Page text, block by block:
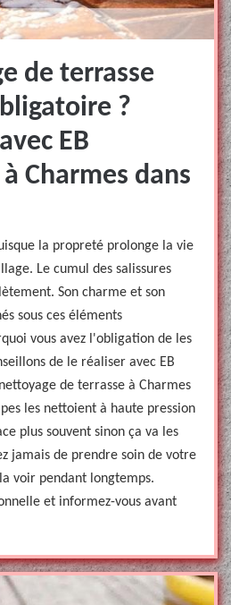
de terrasse
?
EB
Charmes dans
la propreté prolonge la vie
Le cumul des salissures
Son charme et son
sous ces éléments
vous avez l'obligation de les
de le réaliser avec EB
de terrasse à Charmes
les nettoient à haute pression
plus souvent sinon ça va les
jamais de prendre soin de votre
voir pendant longtemps.
et informez-vous avant